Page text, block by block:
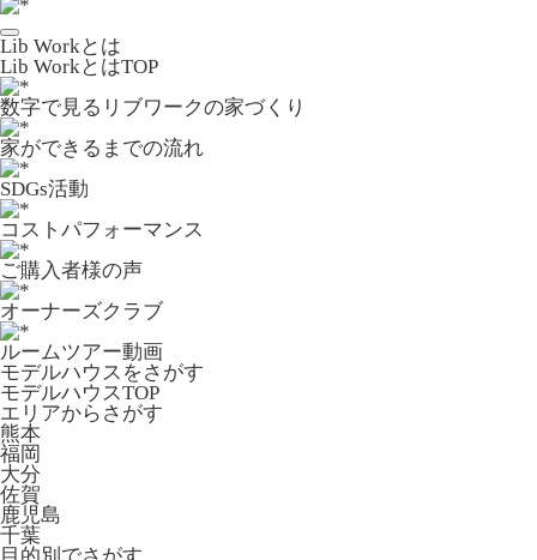
Lib Workとは
Lib WorkとはTOP
数字で⾒るリブワークの家づくり
家ができるまでの流れ
SDGs活動
コストパフォーマンス
ご購入者様の声
オーナーズクラブ
ルームツアー動画
モデルハウスをさがす
モデルハウスTOP
エリアからさがす
熊本
福岡
大分
佐賀
鹿児島
千葉